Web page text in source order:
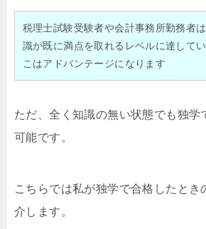
税理士試験受験者や会計事務所勤務者
識が既に満点を取れるレベルに達して
こはアドバンテージになります
ただ、全く知識の無い状態でも独学
可能です。
こちらでは私が独学で合格したとき
介します。